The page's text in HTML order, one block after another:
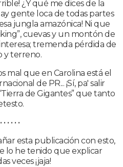
¿Y qué me dices de la
gente loca de todas partes
jungla amazónica! Ni que
cuevas y un montón de
tremenda pérdida de
y terreno.
mal que en Carolina está el
de PR... ¡Sí, pa' salir
de Gigantes” que tanto
• • • • •
esta publicación con esto,
lo he tenido que explicar
veces ¡jaja!